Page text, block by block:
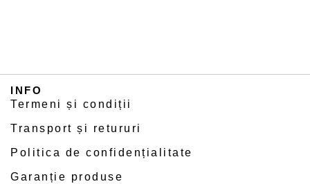
INFO
Termeni și condiții
Transport și retururi
Politica de confidențialitate
Garanție produse